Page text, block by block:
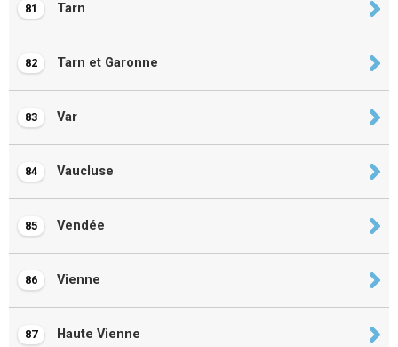
81 Tarn
82 Tarn et Garonne
83 Var
84 Vaucluse
85 Vendée
86 Vienne
87 Haute Vienne